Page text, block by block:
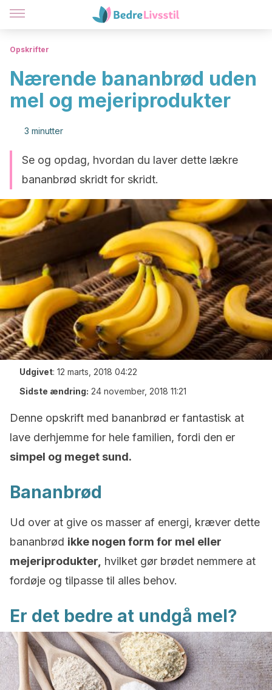
Opskrifter
Nærende bananbrød uden
mel og mejeriprodukter
3 minutter
Se og opdag, hvordan du laver dette lækre
bananbrød skridt for skridt.
Udgivet: 12 marts, 2018 04:22
Sidste ændring: 24 november, 2018 11:21
Denne opskrift med bananbrød er fantastisk at
lave derhjemme for hele familien, fordi den er
simpel og meget sund.
Bananbrød
Ud over at give os masser af energi, kræver dette
bananbrød ikke nogen form for mel eller
mejeriprodukter, hvilket gør brødet nemmere at
fordøje og tilpasse til alles behov.
Er det bedre at undgå mel?